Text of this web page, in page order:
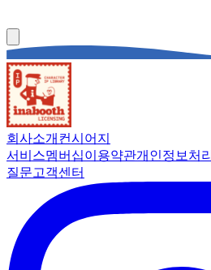
회사소개 컨시어지
서비스멤버십이용약관개인정보처
질문고객센터